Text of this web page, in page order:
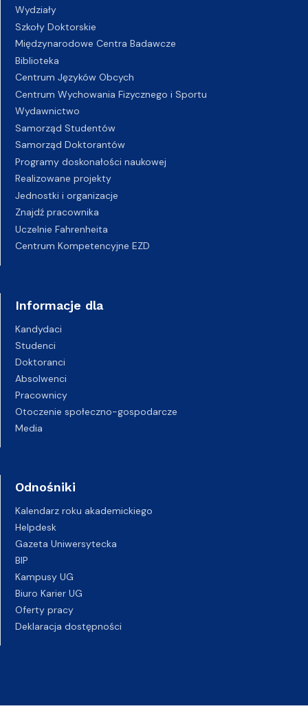
Wydziały
Szkoły Doktorskie
Międzynarodowe Centra Badawcze
Biblioteka
Centrum Języków Obcych
Centrum Wychowania Fizycznego i Sportu
Wydawnictwo
Samorząd Studentów
Samorząd Doktorantów
Programy doskonałości naukowej
Realizowane projekty
Jednostki i organizacje
Znajdź pracownika
Uczelnie Fahrenheita
Centrum Kompetencyjne EZD
Informacje dla
Kandydaci
Studenci
Doktoranci
Absolwenci
Pracownicy
Otoczenie społeczno-gospodarcze
Media
Odnośniki
Kalendarz roku akademickiego
Helpdesk
Gazeta Uniwersytecka
BIP
Kampusy UG
Biuro Karier UG
Oferty pracy
Deklaracja dostępności